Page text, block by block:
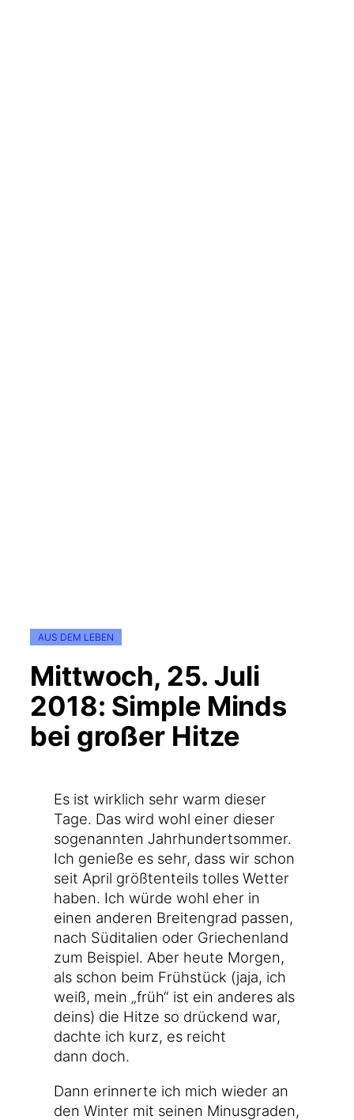
AUS DEM LEBEN
Mittwoch, 25. Juli
2018: Simple Minds
bei großer Hitze
Es ist wirk­lich sehr warm die­ser
Tage. Das wird wohl einer die­ser
soge­nann­ten Jahr­hun­dert­som­mer.
Ich genie­ße es sehr, dass wir schon
seit April größ­ten­teils tol­les Wet­ter
haben. Ich wür­de wohl eher in
einen ande­ren Brei­ten­grad pas­sen,
nach Süd­ita­li­en oder Grie­chen­land
zum Bei­spiel. Aber heu­te Mor­gen,
als schon beim Früh­stück (jaja, ich
weiß, mein „früh“ ist ein ande­res als
deins) die Hit­ze so drü­ckend war,
dach­te ich kurz, es reicht
dann doch.
Dann erin­ner­te ich mich wie­der an
den Win­ter mit sei­nen Minus­gra­den,